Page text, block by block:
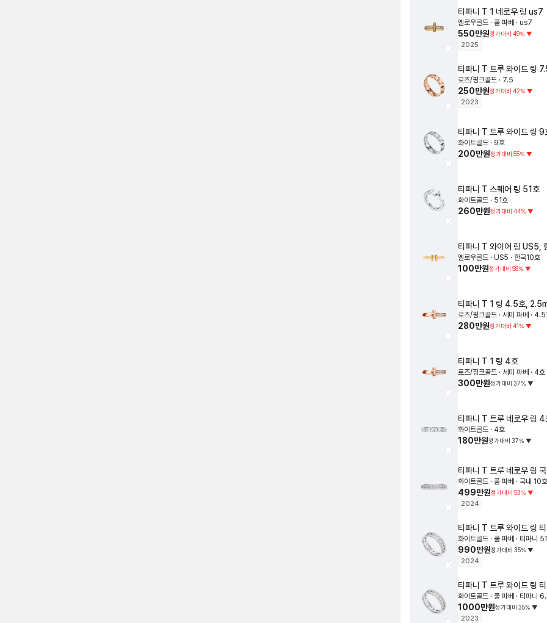
티파니 T 1 네로우 링 us7
옐로우골드 · 풀 파베 · us7
550만원정가대비 49% ▼
2025
티파니 T 트루 와이드 링
로즈/핑크골드 · 7.5
250만원정가대비 42% ▼
2023
티파니 T 트루 와이드 링 9
화이트골드 · 9호
200만원정가대비 55% ▼
티파니 T 스퀘어 링 51호
화이트골드 · 51호
260만원정가대비 44% ▼
티파니 T 와이어 링 US5,
옐로우골드 · US5 · 한국10호
100만원정가대비 58% ▼
티파니 T 1 링 4.5호,
로즈/핑크골드 · 세미 파베 ·
280만원정가대비 41% ▼
티파니 T 1 링 4호
로즈/핑크골드 · 세미 파베 · 4호
300만원정가대비 37% ▼
티파니 T 트루 네로우 링 4
화이트골드 · 4호
180만원정가대비 37% ▼
티파니 T 트루 네로우 링
화이트골드 · 풀 파베 · 국내 10호
499만원정가대비 53% ▼
2024
티파니 T 트루 와이드 링
화이트골드 · 풀 파베 · 티파니 5
990만원정가대비 35% ▼
2024
티파니 T 트루 와이드 링
화이트골드 · 풀 파베 · 티파니
1000만원정가대비 35% ▼
2023